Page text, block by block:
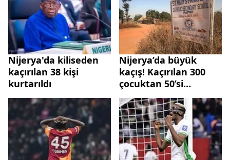
Nijerya'da kiliseden
kaçırılan 38 kişi
kurtarıldı
Nijerya’da büyük
kaçış! Kaçırılan 300
çocuktan 50’si
esaretten kurtuldu